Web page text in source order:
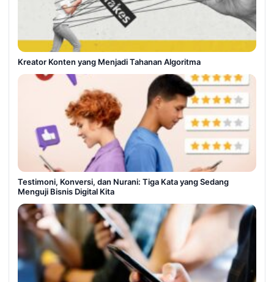
Kreator Konten yang Menjadi Tahanan Algoritma
Testimoni, Konversi, dan Nurani: Tiga Kata yang Sedang
Menguji Bisnis Digital Kita